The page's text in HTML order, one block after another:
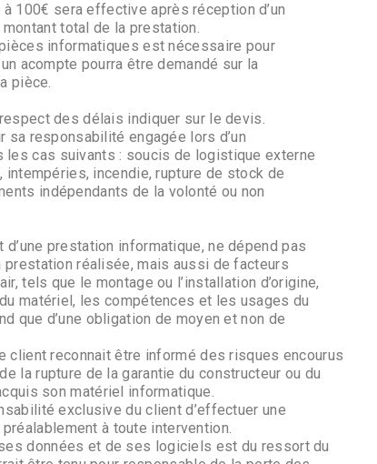
100€ sera effective après réception d’un
total de la prestation.
pièces informatiques est nécessaire pour
acompte pourra être demandé sur la
pièce.
respect des délais indiquer sur le devis.
sa responsabilité engagée lors d’un
les cas suivants : soucis de logistique externe
intempéries, incendie, rupture de stock de
indépendants de la volonté ou non
prestation informatique, ne dépend pas
réalisée, mais aussi de facteurs
tels que le montage ou l’installation d’origine,
matériel, les compétences et les usages du
que d’une obligation de moyen et non de
client reconnait être informé des risques encourus
la rupture de la garantie du constructeur ou du
son matériel informatique.
exclusive du client d’effectuer une
à toute intervention.
données et de ses logiciels est du ressort du